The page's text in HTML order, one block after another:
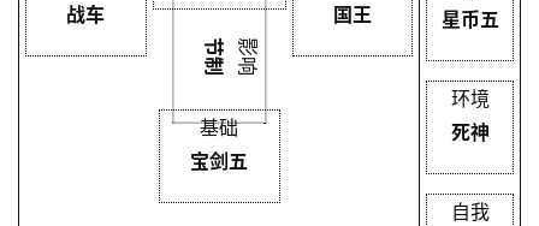
战车
影响
节制
国王
基础
宝剑五
星币五
环境
死神
自我